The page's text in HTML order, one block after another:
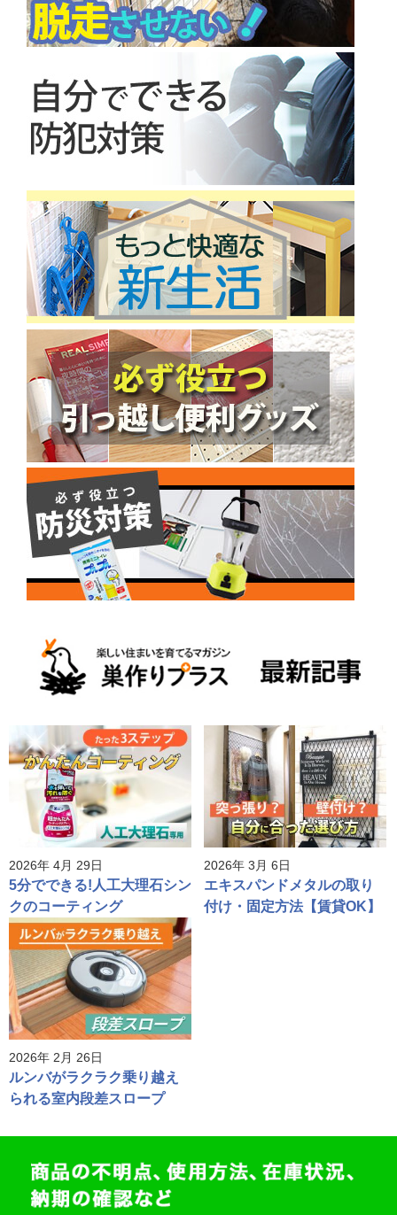
2026年 4月 29日
5分でできる!人工大理石シン
クのコーティング
2026年 3月 6日
エキスパンドメタルの取り
付け・固定方法【賃貸OK】
2026年 2月 26日
ルンバがラクラク乗り越え
られる室内段差スロープ